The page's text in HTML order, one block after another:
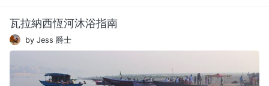
瓦拉納西恆河沐浴指南
by Jess 爵士